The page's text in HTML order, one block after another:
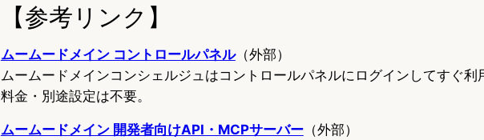
【参考リンク】
ムームードメイン コントロールパネル（外部）
ムームードメインコンシェルジュはコントロールパネルにログインしてすぐ利
料金・別途設定は不要。
ムームードメイン 開発者向けAPI・MCPサーバー（外部）